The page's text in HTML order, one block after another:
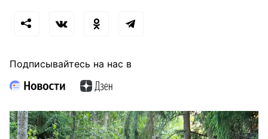
Подписывайтесь на нас в